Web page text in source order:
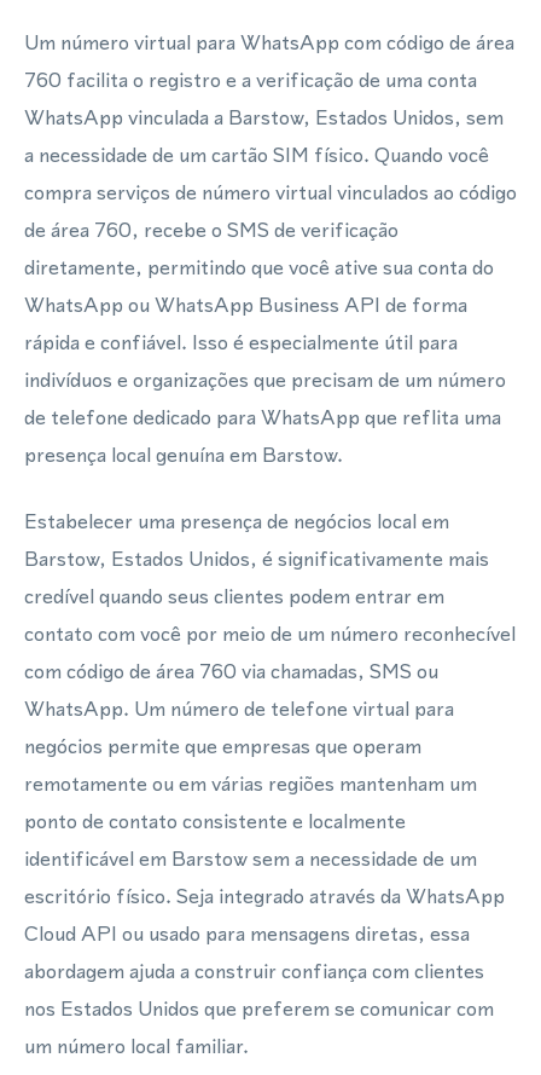
Um número virtual para WhatsApp com código de área
760 facilita o registro e a verificação de uma conta
WhatsApp vinculada a Barstow, Estados Unidos, sem
a necessidade de um cartão SIM físico. Quando você
compra serviços de número virtual vinculados ao código
de área 760, recebe o SMS de verificação
diretamente, permitindo que você ative sua conta do
WhatsApp ou WhatsApp Business API de forma
rápida e confiável. Isso é especialmente útil para
indivíduos e organizações que precisam de um número
de telefone dedicado para WhatsApp que reflita uma
presença local genuína em Barstow.
Estabelecer uma presença de negócios local em
Barstow, Estados Unidos, é significativamente mais
credível quando seus clientes podem entrar em
contato com você por meio de um número reconhecível
com código de área 760 via chamadas, SMS ou
WhatsApp. Um número de telefone virtual para
negócios permite que empresas que operam
remotamente ou em várias regiões mantenham um
ponto de contato consistente e localmente
identificável em Barstow sem a necessidade de um
escritório físico. Seja integrado através da WhatsApp
Cloud API ou usado para mensagens diretas, essa
abordagem ajuda a construir confiança com clientes
nos Estados Unidos que preferem se comunicar com
um número local familiar.